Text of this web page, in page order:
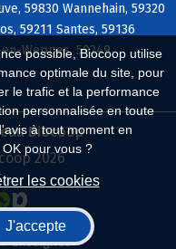
possible, Biocoop utilise
optimale du site, pour
le trafic et la performance
personnalisée en toute
à tout moment en
pour vous ?
les cookies
J'accepte
59830 Wannehain, 59320
59211 Santes, 59136
Weppes, 59249
Biocoop
2026